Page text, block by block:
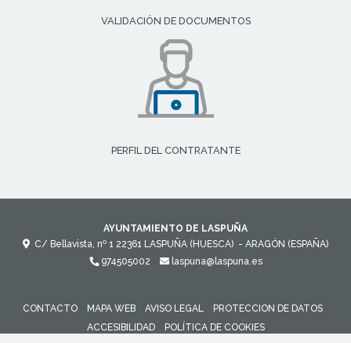
VALIDACIÓN DE DOCUMENTOS
PERFIL DEL CONTRATANTE
AYUNTAMIENTO DE LASPUÑA
C/ Bellavista, nº 1 22361 LASPUÑA (HUESCA) - ARAGÓN (ESPAÑA)
974505002
laspuna@laspuna.es
CONTACTO MAPA WEB AVISO LEGAL
PROTECCION DE DATOS
ACCESIBILIDAD
POLÍTICA DE COOKIES